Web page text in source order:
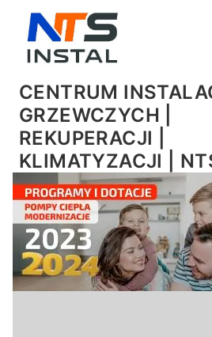
CENTRUM
GRZEWCZYCH |
REKUPERACJI |
KLIMATYZACJI |